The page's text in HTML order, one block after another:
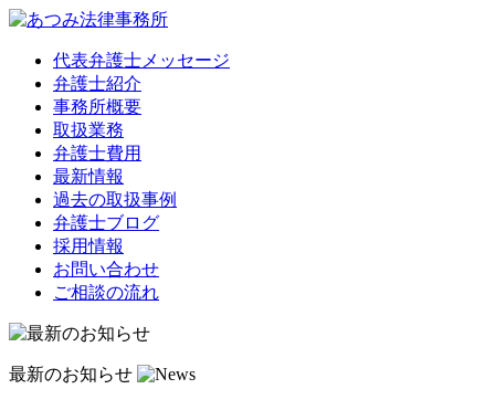
代表弁護士メッセージ
弁護士紹介
事務所概要
取扱業務
弁護士費用
最新情報
過去の取扱事例
弁護士ブログ
採用情報
お問い合わせ
ご相談の流れ
最新のお知らせ